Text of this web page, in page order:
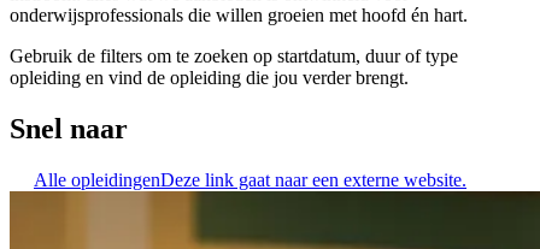
onderwijsprofessionals die willen groeien met hoofd én hart.
Gebruik de filters om te zoeken op startdatum, duur of type
opleiding en vind de opleiding die jou verder brengt.
Snel naar
Alle opleidingenDeze link gaat naar een externe website.